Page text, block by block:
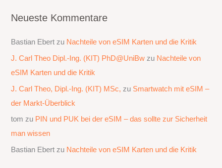
Neueste Kommentare
Bastian Ebert zu Nachteile von eSIM Karten und die Kritik
J. Carl Theo Dipl.-Ing. (KIT) PhD@UniBw zu Nachteile von
eSIM Karten und die Kritik
J. Carl Theo, Dipl.-Ing. (KIT) MSc, zu Smartwatch mit eSIM –
der Markt-Überblick
tom zu PIN und PUK bei der eSIM – das sollte zur Sicherheit
man wissen
Bastian Ebert zu Nachteile von eSIM Karten und die Kritik